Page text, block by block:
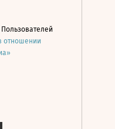
Пользователей
отношении